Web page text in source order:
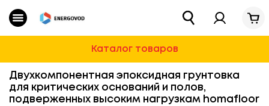
Каталог товаров
Каталог
Очистные сооружения
Водоснабжение
Для Дома И Дачи
Двухкомпонентная эпоксидная грунтовка
для критических оснований и полов,
подверженных высоким нагрузкам homafloor